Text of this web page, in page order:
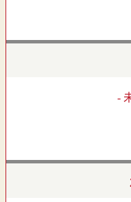
-